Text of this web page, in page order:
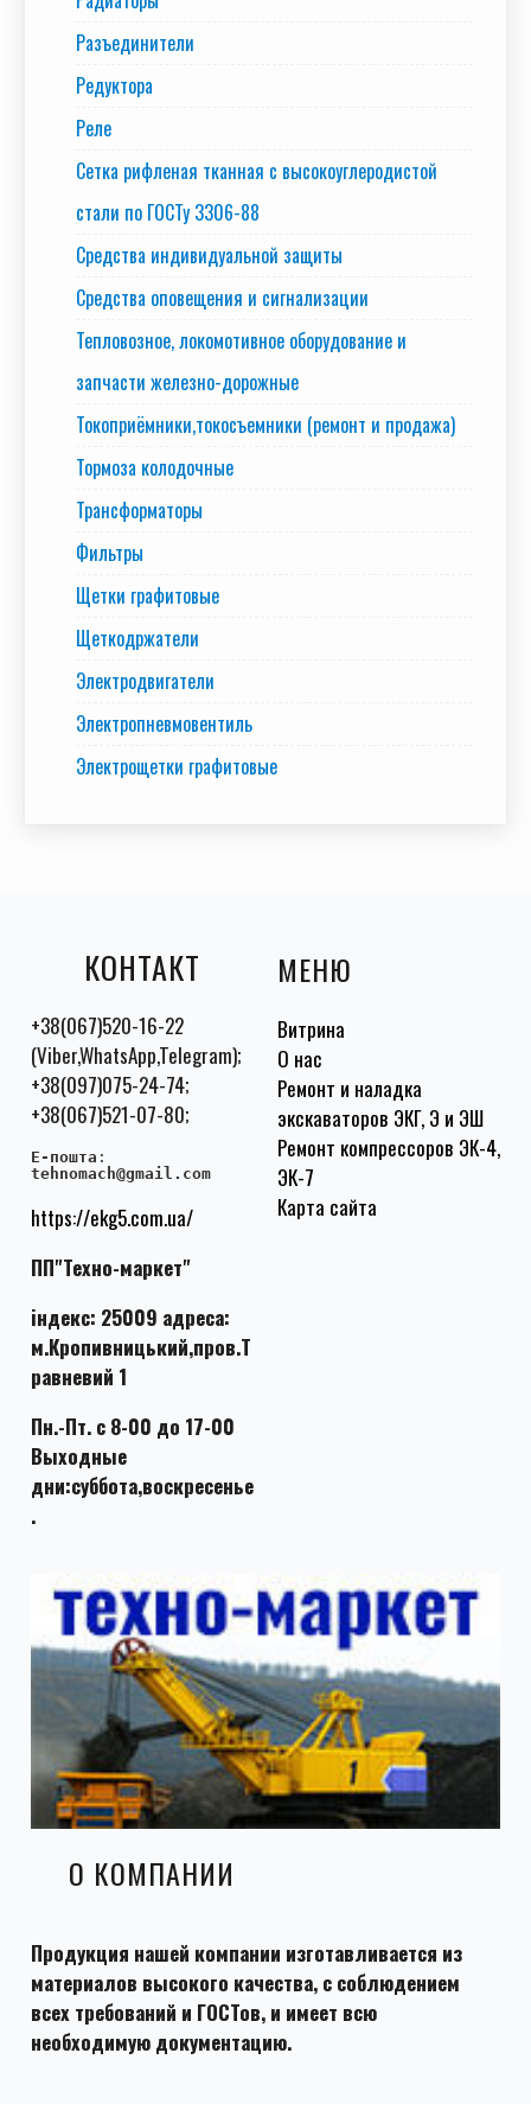
Разъединители
Редуктора
Реле
Сетка рифленая тканная с высокоуглеродистой
стали по ГОСТу 3306-88
Средства индивидуальной защиты
Средства оповещения и сигнализации
Тепловозное, локомотивное оборудование и
запчасти железно-дорожные
Токоприёмники,токосъемники (ремонт и продажа)
Тормоза колодочные
Трансформаторы
Фильтры
Щетки графитовые
Щеткодржатели
Электродвигатели
Электропневмовентиль
Электрощетки графитовые
КОНТАКТ
+38(067)520-16-22
(Viber,WhatsApp,Telegram);
+38(097)075-24-74;
+38(067)521-07-80;
E-пошта :
tehnomach@gmail.com
https://ekg5.com.ua/
ПП"Техно-маркет"
індекс: 25009 адреса:
м.Кропивницький,пров.Т
равневий 1
Пн.-Пт. с 8-00 до 17-00
Выходные
дни:суббота,воскресенье
.
МЕНЮ
Витрина
О нас
Ремонт и наладка
экскаваторов ЭКГ, Э и ЭШ
Ремонт компрессоров ЭК-4,
ЭК-7
Карта сайта
О КОМПАНИИ
Продукция нашей компании изготавливается из
материалов высокого качества, с соблюдением
всех требований и ГОСТов, и имеет всю
необходимую документацию.